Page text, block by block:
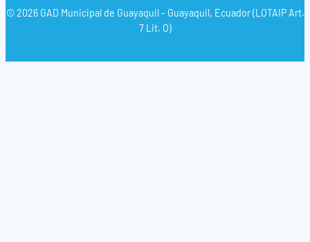
© 2026 GAD Municipal de Guayaquil - Guayaquil, Ecuador (LOTAIP Art.
7 Lit. O)